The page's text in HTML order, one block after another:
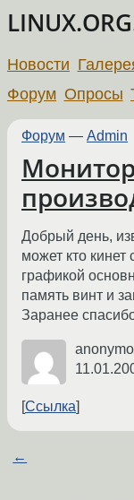
Новости
Форум Опросы
Форум — Admin
Добрый день,
может кто кинет
графикой
память винт и
Заранее
Ссылка
←